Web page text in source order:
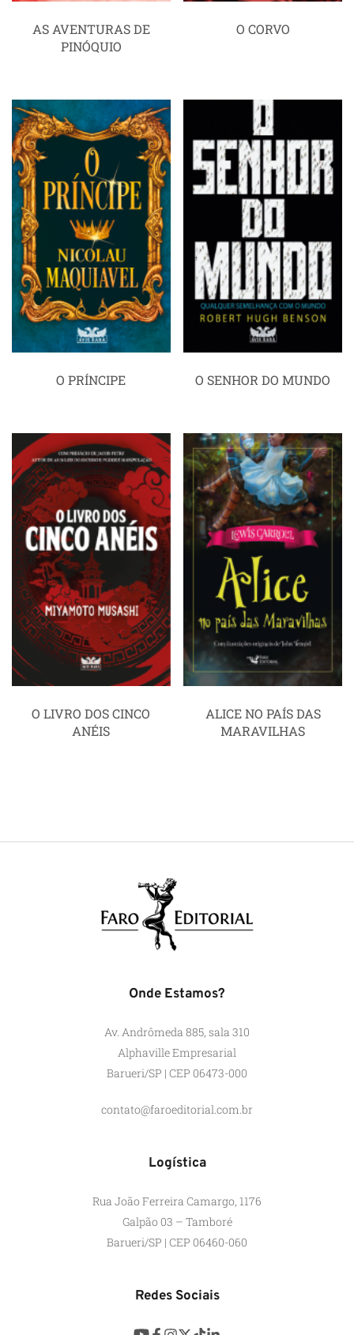
AS AVENTURAS DE
PINÓQUIO
O CORVO
O PRÍNCIPE O SENHOR DO MUNDO
O LIVRO DOS CINCO
ANÉIS
ALICE NO PAÍS DAS
MARAVILHAS
Onde Estamos?
Av. Andrômeda 885, sala 310
Alphaville Empresarial
Barueri/SP | CEP 06473-000
contato@faroeditorial.com.br
Logística
Rua João Ferreira Camargo, 1176
Galpão 03 – Tamboré
Barueri/SP | CEP 06460-060
Redes Sociais